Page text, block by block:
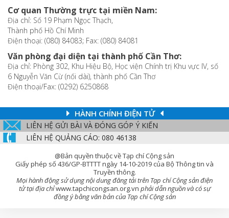
Cơ quan Thường trực tại miền Nam:
Địa chỉ: Số 19 Phạm Ngọc Thạch,
Thành phố Hồ Chí Minh
Điện thoại: (080) 84083; Fax: (080) 84081
Văn phòng đại diện tại thành phố Cần Thơ:
Địa chỉ: Phòng 302, Khu Hiệu Bộ, Học viện Chính trị Khu vực IV, số
6 Nguyễn Văn Cừ (nối dài), thành phố Cần Thơ
Điện thoại/Fax: (0292) 6250868
HÀNH CHÍNH ĐIỆN TỬ
LIÊN HỆ GỬI BÀI VÀ ĐÓNG GÓP Ý KIẾN
LIÊN HỆ QUẢNG CÁO: 080 46138
@Bản quyền thuộc về Tạp chí Cộng sản
Giấy phép số 436/GP-BTTTT ngày 14-10-2019 của Bộ Thông tin và
Truyền thông.
Mọi hành động sử dụng nội dung đăng tải trên Tạp chí Cộng sản điện
tử tại địa chỉwww.tapchicongsan.org.vn phải dẫn nguồn và có sự
đồng ý bằng văn bản của Tạp chí Cộng sản